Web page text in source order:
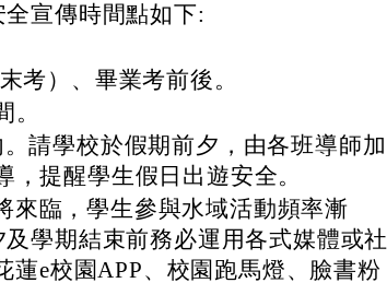
宣傳時間點如下:
考）、畢業考前後。
請學校於假期前夕，由各班導師加
，提醒學生假日出遊安全。
來臨，學生參與水域活動頻率漸
學期結束前務必運用各式媒體或社
蓮e校園APP、校園跑馬燈、臉書粉